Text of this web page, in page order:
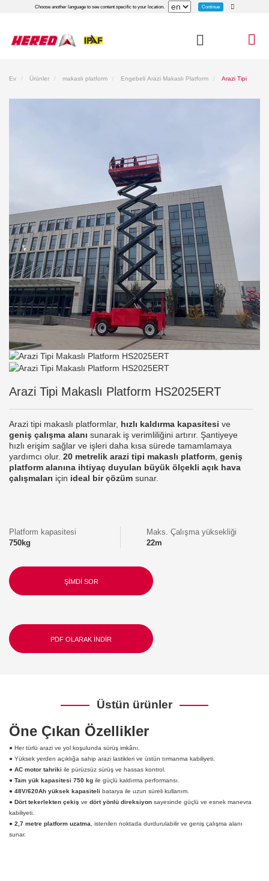
Choose another language to see content specific to your location. Continue
Ev Ürünler makaslı platform Engebeli Arazi Makaslı Platform
Arazi Tipi Makaslı Platform HS2025ERT
Arazi tipi makaslı platformlar, hızlı kaldırma kapasitesi ve
geniş çalışma alanı sunarak iş verimliliğini artırır. Şantiyeye
hızlı erişim sağlar ve işleri daha kısa sürede tamamlamaya
yardımcı olur. 20 metrelik arazi tipi makaslı platform geniş
platform alanına ihtiyaç duyulan büyük ölçekli açık hava
çalışmaları için ideal bir çözüm sunar.
Platform kapasitesi
750kg
Maks. Çalışma yüksekliği
22m
ŞIMDI SOR
PDF OLARAK INDIR
Üstün ürünler
Öne Çıkan Özellikler
● Her türlü arazi ve yol koşulunda sürüş imkânı.
● Yüksek yerden açıklığa sahip arazi lastikleri ve üstün tırmanma kabiliyeti.
● AC motor tahriki ile pürüzsüz sürüş ve hassas kontrol.
● Tam yük kapasitesi 750 kg ile güçlü kaldırma performansı.
● 48V/620Ah yüksek kapasiteli batarya ile uzun süreli kullanım.
● Dört tekerlekten çekiş ve dört yönlü direksiyon sayesinde güçlü ve esnek manevra
kabiliyeti.
● 2,7 metre platform uzatma , istenilen noktada durdurulabilir ve geniş çalışma alanı
sunar.